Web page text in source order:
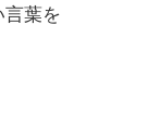
言葉を